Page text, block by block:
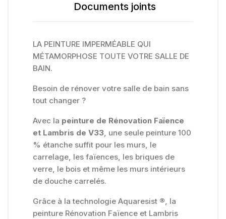
Documents joints
LA PEINTURE IMPERMÉABLE QUI
MÉTAMORPHOSE TOUTE VOTRE SALLE DE
BAIN.
Besoin de rénover votre salle de bain sans
tout changer ?
Avec la peinture de Rénovation Faïence
et Lambris de V33, une seule peinture 100
% étanche suffit pour les murs, le
carrelage, les faïences, les briques de
verre, le bois et même les murs intérieurs
de douche carrelés.
Grâce à la technologie Aquaresist ®, la
peinture Rénovation Faïence et Lambris